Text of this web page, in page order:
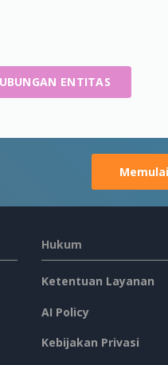
ENTITAS
Hukum
Ketentuan Layanan
AI Policy
Kebijakan Privasi